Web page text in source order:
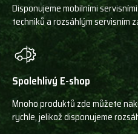
Disponujeme mobilními
techniků a rozsáhlým servisním
Spolehlivý E-shop
Mnoho produktů zde můžete
rychle, jelikož disponujeme